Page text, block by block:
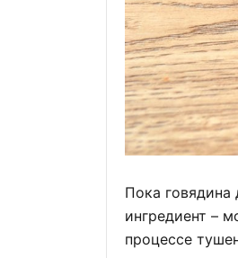
Пока
ингредиент –
процессе